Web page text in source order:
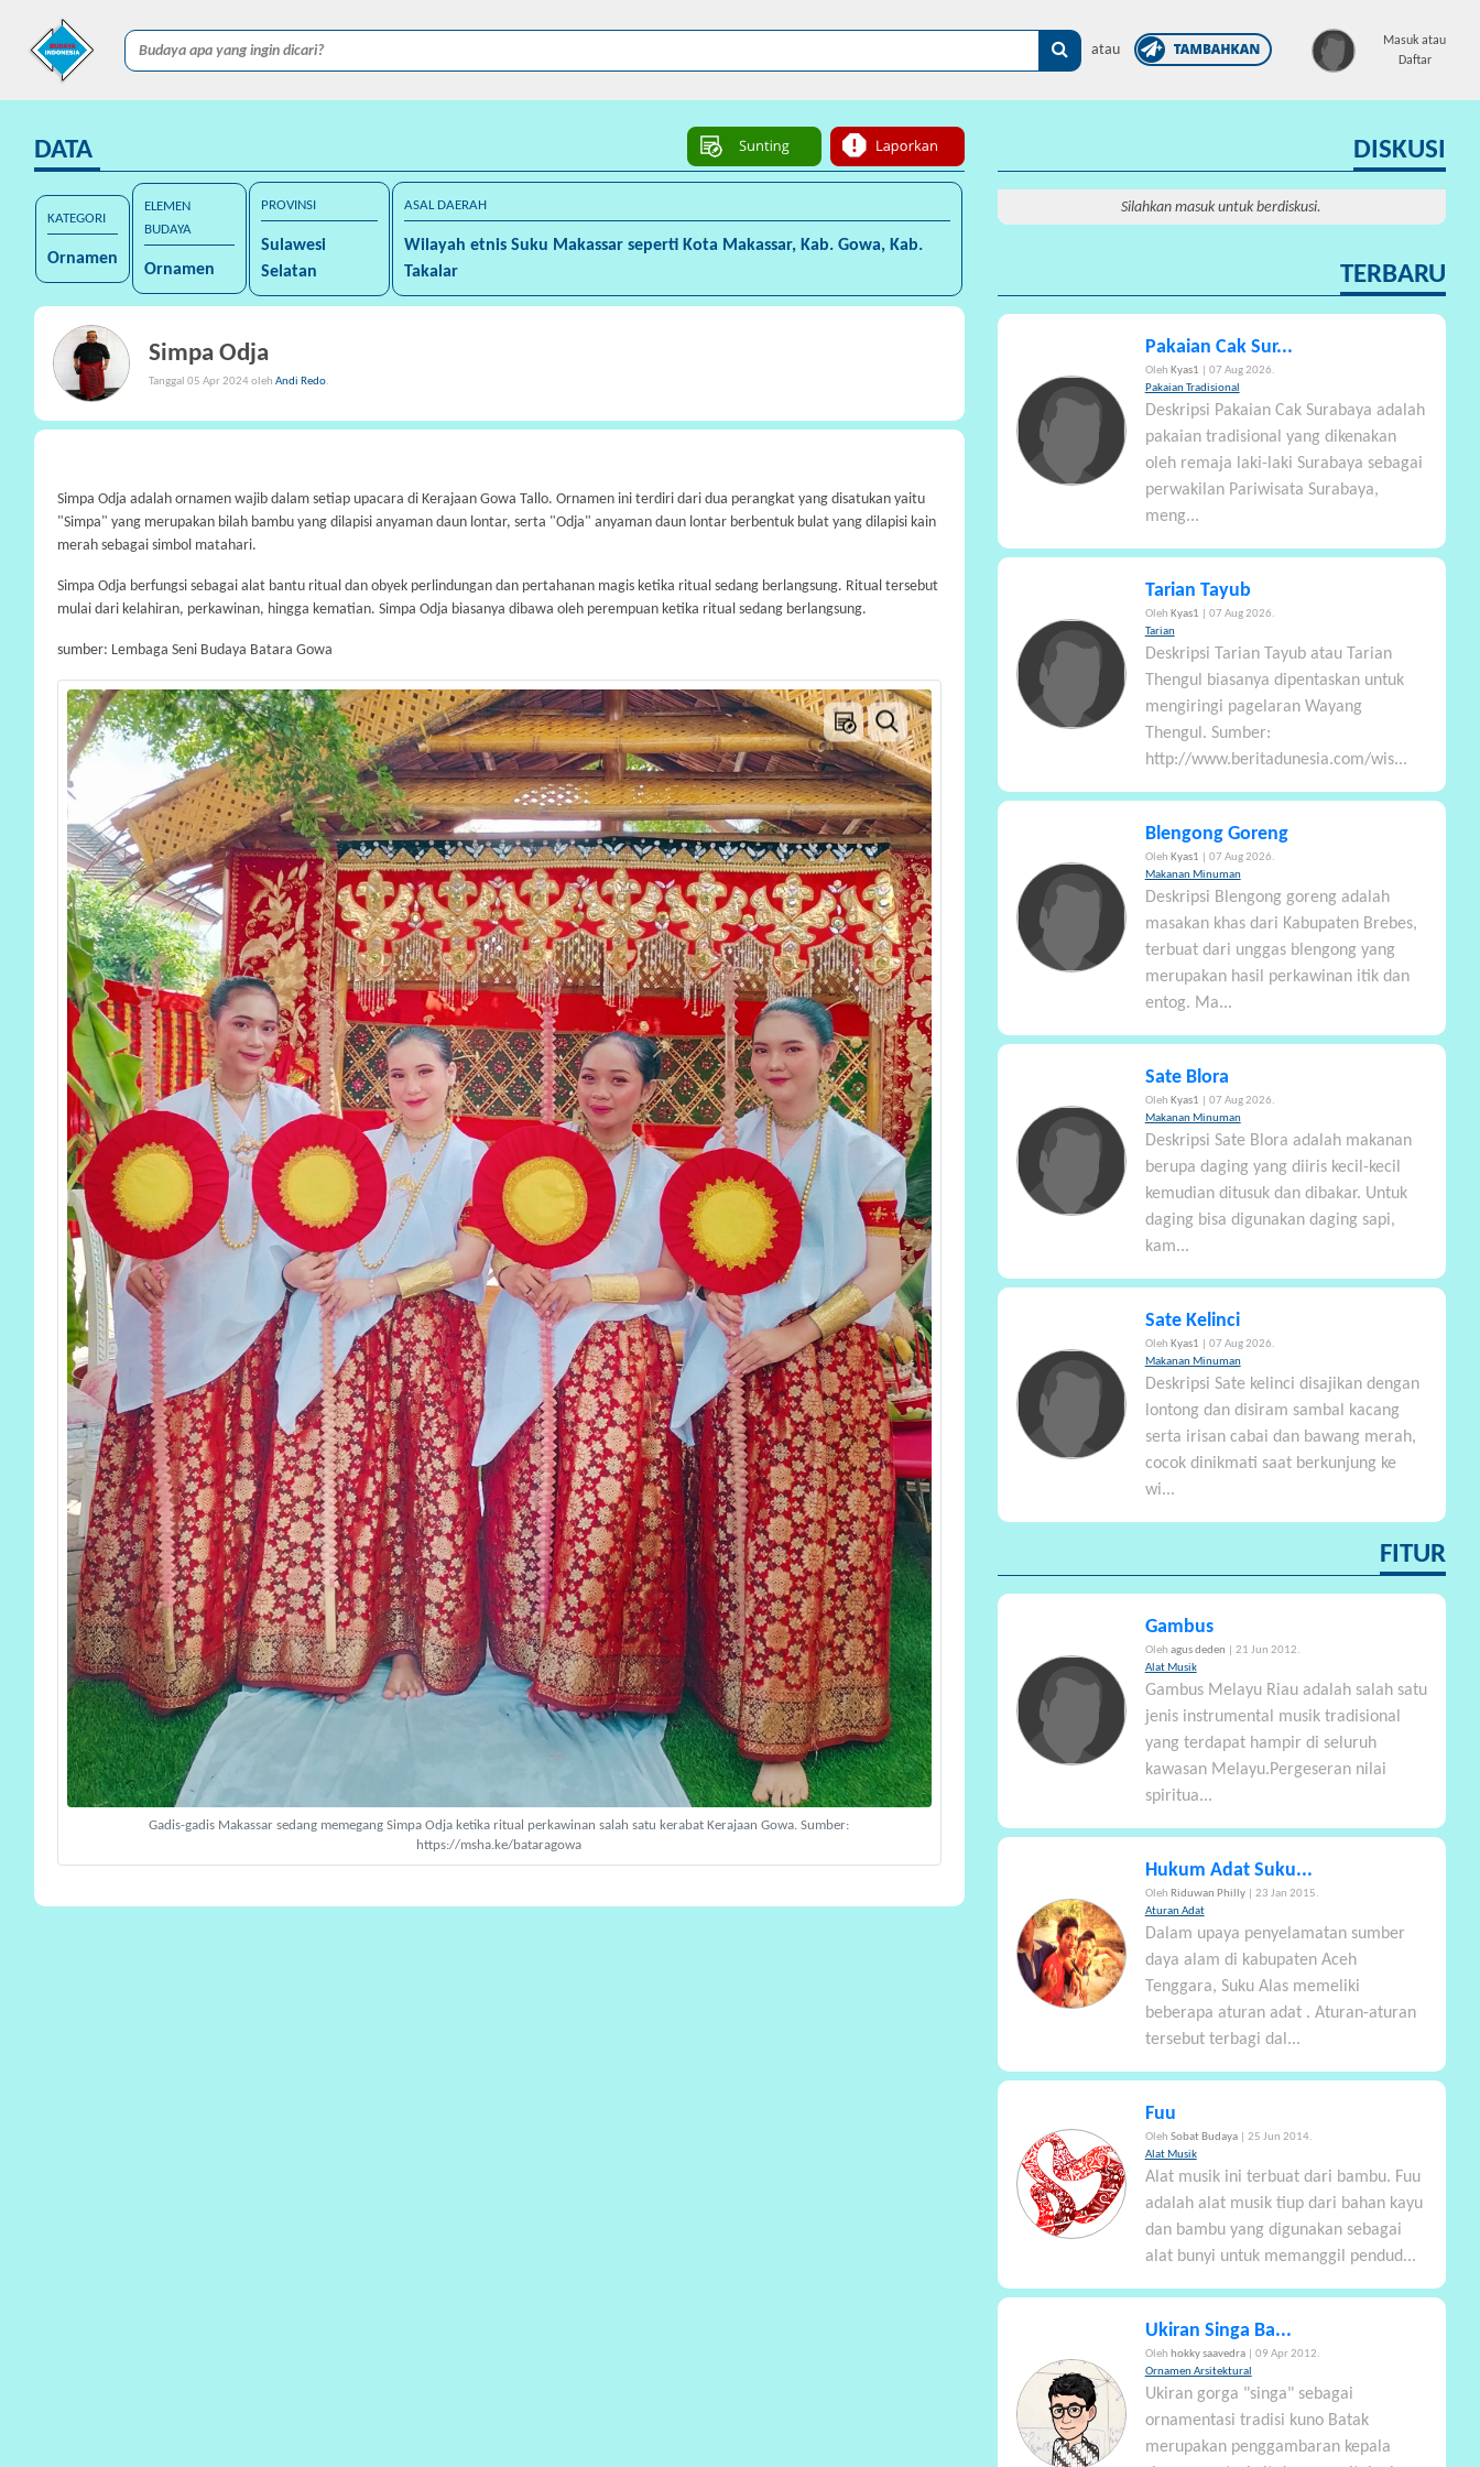
atau
Masuk atau
Daftar
×
DATA
KATEGORI
Ornamen
ELEMEN
BUDAYA
Ornamen
PROVINSI
Sulawesi
Selatan
ASAL DAERAH
Wilayah etnis Suku Makassar seperti Kota Makassar, Kab. Gowa, Kab.
Takalar
Simpa Odja
Tanggal 05 Apr 2024 oleh Andi Redo.
Simpa Odja adalah ornamen wajib dalam setiap upacara di Kerajaan Gowa Tallo. Ornamen ini terdiri dari dua perangkat yang disatukan yaitu
"Simpa" yang merupakan bilah bambu yang dilapisi anyaman daun lontar, serta "Odja" anyaman daun lontar berbentuk bulat yang dilapisi kain
merah sebagai simbol matahari.
Simpa Odja berfungsi sebagai alat bantu ritual dan obyek perlindungan dan pertahanan magis ketika ritual sedang berlangsung. Ritual tersebut
mulai dari kelahiran, perkawinan, hingga kematian. Simpa Odja biasanya dibawa oleh perempuan ketika ritual sedang berlangsung.
sumber: Lembaga Seni Budaya Batara Gowa
Gadis-gadis Makassar sedang memegang Simpa Odja ketika ritual perkawinan salah satu kerabat Kerajaan Gowa. Sumber:
https://msha.ke/bataragowa
DISKUSI
Silahkan masuk untuk berdiskusi.
TERBARU
Pakaian Cak Sur...
Oleh Kyas1
| 07 Aug 2026.
Pakaian Tradisional
Deskripsi Pakaian Cak Surabaya adalah
pakaian tradisional yang dikenakan
oleh remaja laki-laki Surabaya sebagai
perwakilan Pariwisata Surabaya,
meng...
Tarian Tayub
Oleh Kyas1
| 07 Aug 2026.
Tarian
Deskripsi Tarian Tayub atau Tarian
Thengul biasanya dipentaskan untuk
mengiringi pagelaran Wayang
Thengul. Sumber:
http://www.beritadunesia.com/wis...
Blengong Goreng
Oleh Kyas1
| 07 Aug 2026.
Makanan Minuman
Deskripsi Blengong goreng adalah
masakan khas dari Kabupaten Brebes,
terbuat dari unggas blengong yang
merupakan hasil perkawinan itik dan
entog. Ma...
Sate Blora
Oleh Kyas1
| 07 Aug 2026.
Makanan Minuman
Deskripsi Sate Blora adalah makanan
berupa daging yang diiris kecil-kecil
kemudian ditusuk dan dibakar. Untuk
daging bisa digunakan daging sapi,
kam...
Sate Kelinci
Oleh Kyas1
| 07 Aug 2026.
Makanan Minuman
Deskripsi Sate kelinci disajikan dengan
lontong dan disiram sambal kacang
serta irisan cabai dan bawang merah,
cocok dinikmati saat berkunjung ke
wi...
FITUR
Gambus
Oleh agus deden
| 21 Jun 2012.
Alat Musik
Gambus Melayu Riau adalah salah satu
jenis instrumental musik tradisional
yang terdapat hampir di seluruh
kawasan Melayu.Pergeseran nilai
spiritua...
Hukum Adat Suku...
Oleh Riduwan Philly
| 23 Jan 2015.
Aturan Adat
Dalam upaya penyelamatan sumber
daya alam di kabupaten Aceh
Tenggara, Suku Alas memeliki
beberapa aturan adat . Aturan-aturan
tersebut terbagi dal...
Fuu
Oleh Sobat Budaya
| 25 Jun 2014.
Alat Musik
Alat musik ini terbuat dari bambu. Fuu
adalah alat musik tiup dari bahan kayu
dan bambu yang digunakan sebagai
alat bunyi untuk memanggil pendud...
Ukiran Singa Ba...
Oleh hokky saavedra
| 09 Apr 2012.
Ornamen Arsitektural
Ukiran gorga "singa" sebagai
ornamentasi tradisi kuno Batak
merupakan penggambaran kepala